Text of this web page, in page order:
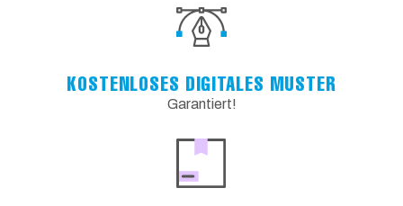
KOSTENLOSES DIGITALES MUSTER
Garantiert!